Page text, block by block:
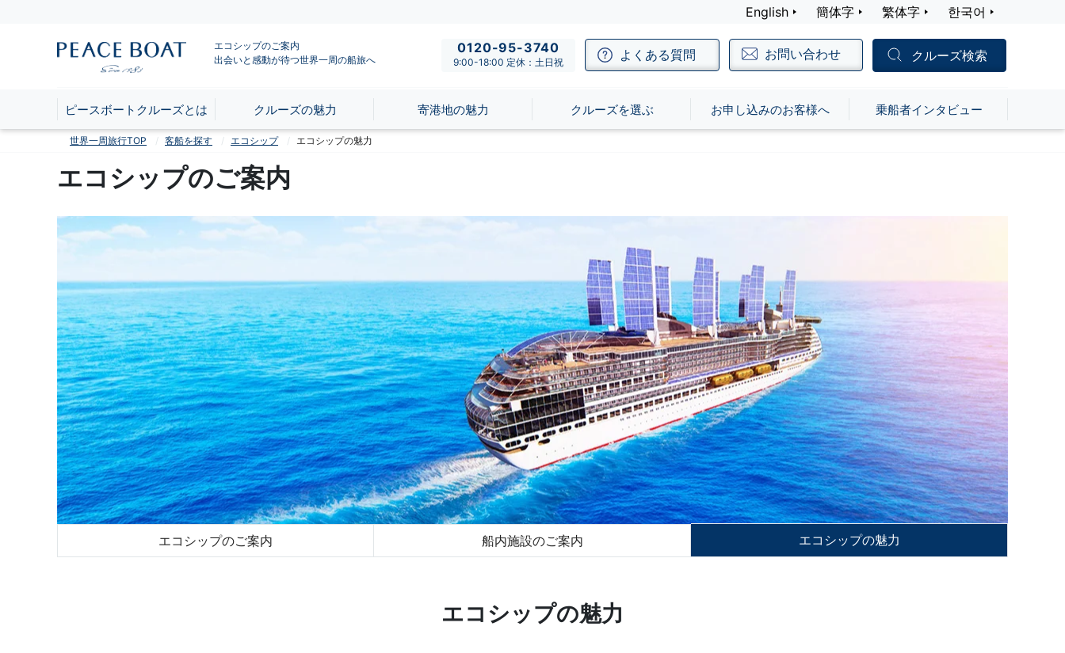
English 簡体字 繁体字 한국어
エコシップのご案内
出会いと感動が待つ世界一周の船旅へ
0120-95-3740
9:00-18:00 定休：土日祝 よくある質問 お問い合わせ クルーズ検索
ピースボートクルーズとは クルーズの魅力 寄港地の魅力 クルーズを選ぶ お申し込みのお客様へ 乗船者インタビュー
世界一周旅行TOP 客船を探す エコシップ エコシップの魅力
エコシップのご案内
エコシップのご案内 船内施設のご案内 エコシップの魅力
エコシップの魅力